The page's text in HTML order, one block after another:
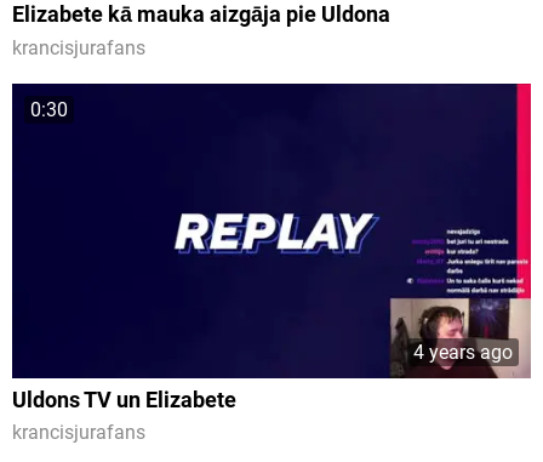
Elizabete kā mauka aizgāja pie Uldona
krancisjurafans
0:30
4 years ago
Uldons TV un Elizabete
krancisjurafans